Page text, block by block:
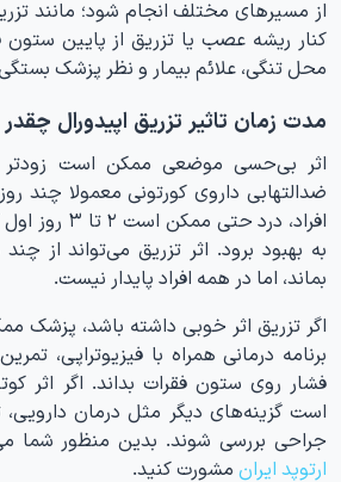
از مسیرهای مختلف انجام شود؛ مانند
کنار ریشه عصب یا تزریق از پایین
محل تنگی، علائم بیمار و نظر پزشک بستگی
مدت زمان تاثیر تزریق اپیدورال
اثر بی‌حسی موضعی ممکن است زودتر
ضدالتهابی داروی کورتونی معمولا چند
افراد، درد
به بهبود برود. اثر تزریق می‌تواند از
بماند، اما در همه افراد پایدار نیست.
اگر تزریق اثر خوبی داشته باشد، پزشک
برنامه درمانی همراه با فیزیوتراپی،
فشار روی ستون فقرات بداند. اگر اثر
است گزینه‌های دیگر مثل درمان دارویی،
جراحی بررسی شوند. بدین منظور شما
ارتوپد ایران مشورت کنید.